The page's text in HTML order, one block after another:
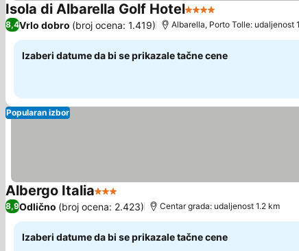
Isola di Albarella Golf Hotel4 Zvezdice
8,4Vrlo dobro (broj ocena: 1.419) Albarella, Porto Tolle: udaljenost
Izaberi datume da bi se prikazale tačne cene
Popularan izbor
Albergo Italia3 ZvezdicePogledaj cene
8,9Odlično (broj ocena: 2.423) Centar grada: udaljenost 1.2 km
Izaberi datume da bi se prikazale tačne cene